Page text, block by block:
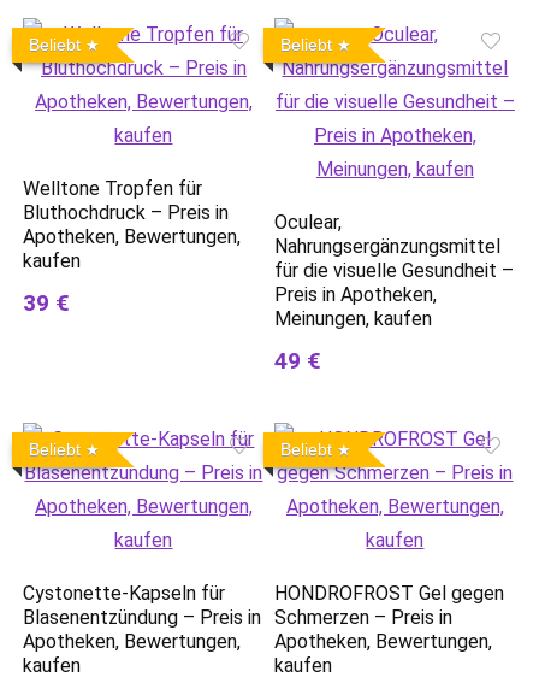
Beliebt
Welltone Tropfen für
Bluthochdruck – Preis in
Apotheken, Bewertungen,
kaufen
39 €
Beliebt
Oculear,
Nahrungsergänzungsmittel
für die visuelle Gesundheit –
Preis in Apotheken,
Meinungen, kaufen
49 €
Beliebt
Cystonette-Kapseln für
Blasenentzündung – Preis in
Apotheken, Bewertungen,
kaufen
Beliebt
HONDROFROST Gel gegen
Schmerzen – Preis in
Apotheken, Bewertungen,
kaufen